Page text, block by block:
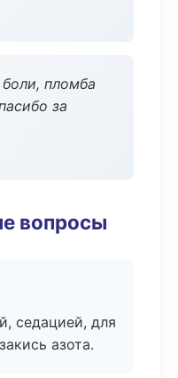
пломба
за
вопросы
седацией, для
азота.